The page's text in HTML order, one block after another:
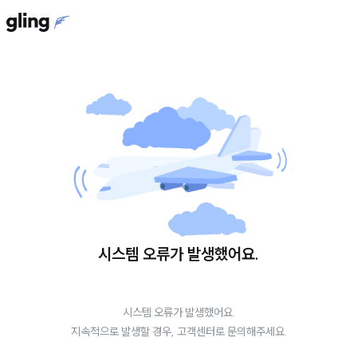
시스템 오류가 발생했어요.
시스템 오류가 발생했어요.
지속적으로 발생할 경우, 고객센터로 문의해주세요.